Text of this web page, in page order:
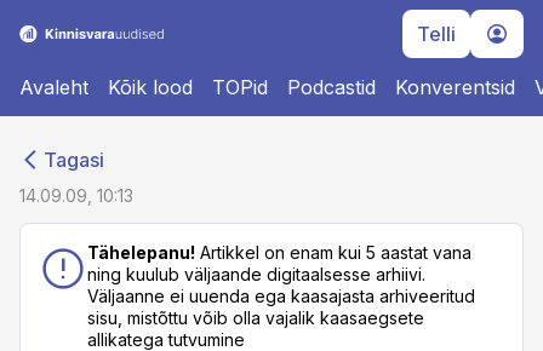
Telli
Avaleht Kõik lood TOPid Podcastid Konverentsid
Tagasi
14.09.09, 10:13
Tähelepanu! Artikkel on enam kui 5 aastat vana
ning kuulub väljaande digitaalsesse arhiivi.
Väljaanne ei uuenda ega kaasajasta arhiveeritud
sisu, mistõttu võib olla vajalik kaasaegsete
allikatega tutvumine